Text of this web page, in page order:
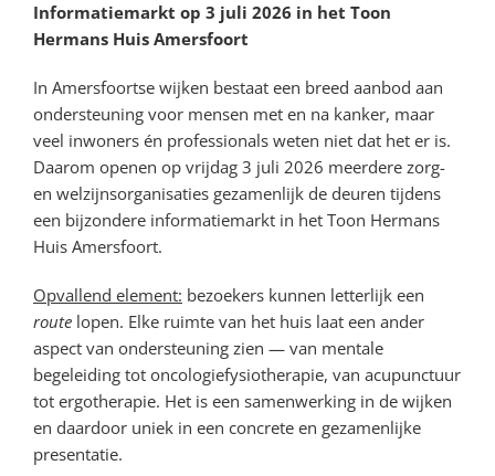
Informatiemarkt op 3 juli 2026 in het Toon
Hermans Huis Amersfoort
In Amersfoortse wijken bestaat een breed aanbod aan
ondersteuning voor mensen met en na kanker, maar
veel inwoners én professionals weten niet dat het er is.
Daarom openen op vrijdag 3 juli 2026 meerdere zorg-
en welzijnsorganisaties gezamenlijk de deuren tijdens
een bijzondere informatiemarkt in het Toon Hermans
Huis Amersfoort.
Opvallend element: bezoekers kunnen letterlijk een
route lopen. Elke ruimte van het huis laat een ander
aspect van ondersteuning zien — van mentale
begeleiding tot oncologiefysiotherapie, van acupunctuur
tot ergotherapie. Het is een samenwerking in de wijken
en daardoor uniek in een concrete en gezamenlijke
presentatie.